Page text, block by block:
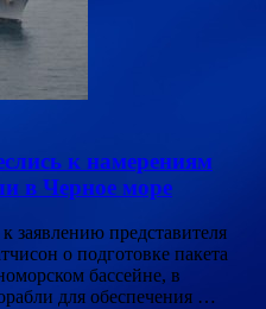
к намерениям
в Черное море
заявлению представителя
о подготовке пакета
бассейне, в
для обеспечения …